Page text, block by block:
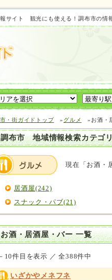
サイト 観光にも使える！調布市の
・街ガイドトップ » グルメ »お酒・
調布市 地域情報検索カテゴ
現在「お酒・
居酒屋(242)
スナック・パブ(21)
お酒・居酒屋・バー 一覧
10件目を表示 ／ 全388件中
いざかやメネフネ